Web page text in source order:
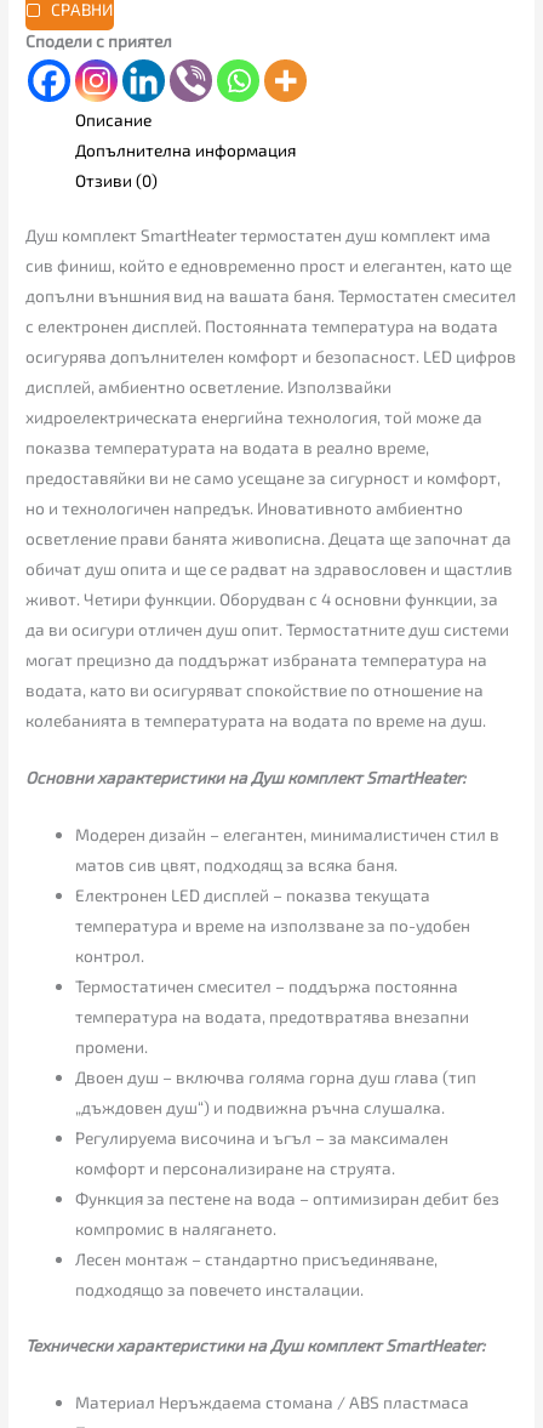
СРАВНИ
Сподели с приятел
Описание
Допълнителна информация
Отзиви (0)
Душ комплект SmartHeater термостатен душ комплект има
сив финиш, който е едновременно прост и елегантен, като ще
допълни външния вид на вашата баня. Термостатен смесител
с електронен дисплей. Постоянната температура на водата
осигурява допълнителен комфорт и безопасност. LED цифров
дисплей, амбиентно осветление. Използвайки
хидроелектрическата енергийна технология, той може да
показва температурата на водата в реално време,
предоставяйки ви не само усещане за сигурност и комфорт,
но и технологичен напредък. Иновативното амбиентно
осветление прави банята живописна. Децата ще започнат да
обичат душ опита и ще се радват на здравословен и щастлив
живот. Четири функции. Оборудван с 4 основни функции, за
да ви осигури отличен душ опит. Термостатните душ системи
могат прецизно да поддържат избраната температура на
водата, като ви осигуряват спокойствие по отношение на
колебанията в температурата на водата по време на душ.
Основни характеристики на Душ комплект SmartHeater:
Модерен дизайн – елегантен, минималистичен стил в
матов сив цвят, подходящ за всяка баня.
Електронен LED дисплей – показва текущата
температура и време на използване за по-удобен
контрол.
Термостатичен смесител – поддържа постоянна
температура на водата, предотвратява внезапни
промени.
Двоен душ – включва голяма горна душ глава (тип
„дъждовен душ“) и подвижна ръчна слушалка.
Регулируема височина и ъгъл – за максимален
комфорт и персонализиране на струята.
Функция за пестене на вода – оптимизиран дебит без
компромис в налягането.
Лесен монтаж – стандартно присъединяване,
подходящо за повечето инсталации.
Технически характеристики на Душ комплект SmartHeater:
Материал Неръждаема стомана / ABS пластмаса